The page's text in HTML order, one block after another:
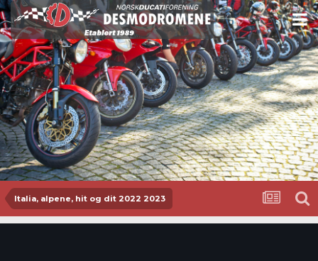
Italia, alpene, hit og dit 2022 2023